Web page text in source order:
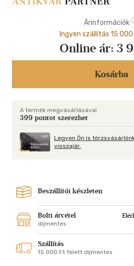
Árinformációk
Ingyen szállítás 15
Online ár: 3
Kosárba
A termék megvásárlásával
399 pontot szerezhet
Legyen Ön is
visszajár.
Beszállítói készleten
Bolti átvétel
díjmentes
Szállítás
15 000 Ft felett díjmentes